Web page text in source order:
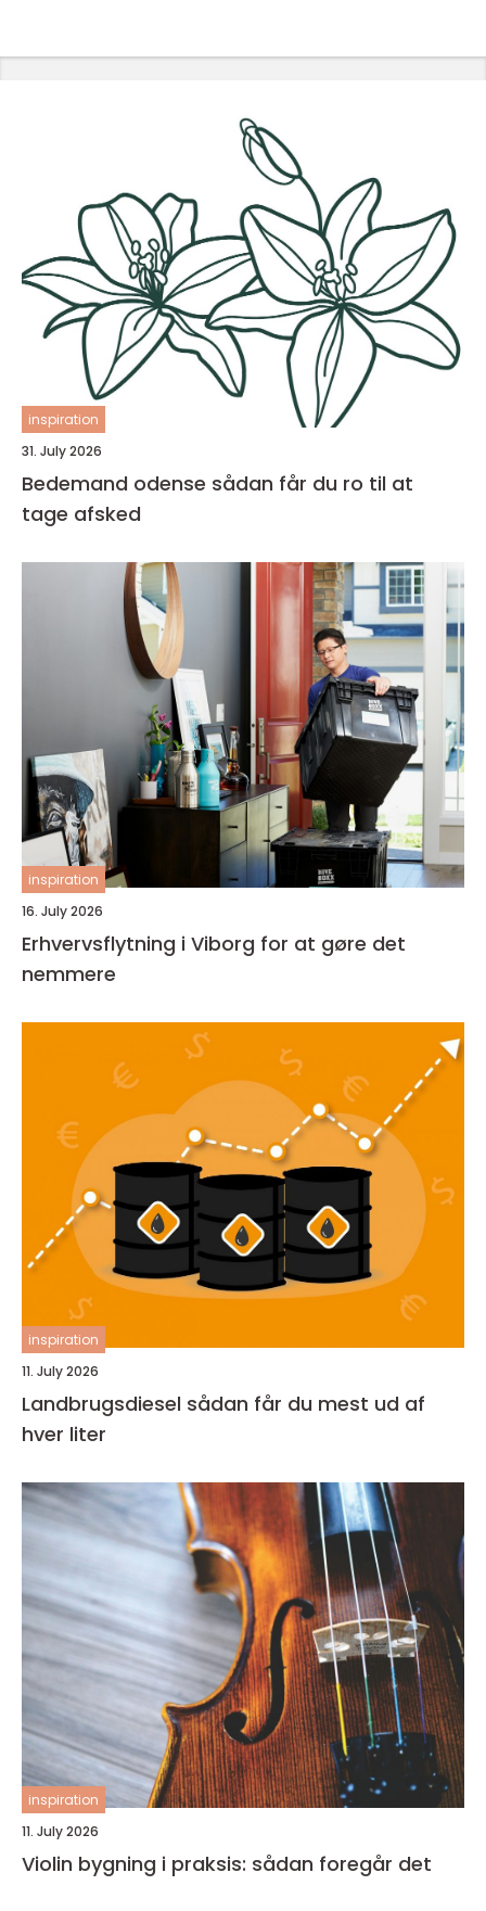
inspiration
31. July 2026
Bedemand odense sådan får du ro til at
tage afsked
inspiration
16. July 2026
Erhvervsflytning i Viborg for at gøre det
nemmere
inspiration
11. July 2026
Landbrugsdiesel sådan får du mest ud af
hver liter
inspiration
11. July 2026
Violin bygning i praksis: sådan foregår det